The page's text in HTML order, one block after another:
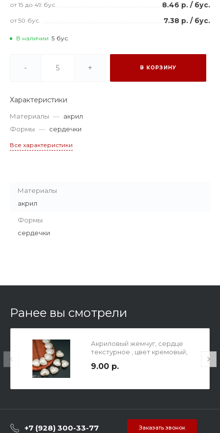
от 15 до 49 бус. 8.46 р. / бус.
от 50 бус. 7.38 р. / бус.
В наличии 5 бус.
- + В КОРЗИНУ
Характеристики
Материалы — акрил
Формы — сердечки
Все характеристики
Материалы
акрил
Формы
сердечки
Ранее вы смотрели
Акриловый жемчуг, сердце
текстурное , цвет кремовый,
9.00 р.
+7 (928) 300-33-77 Заказать звонок